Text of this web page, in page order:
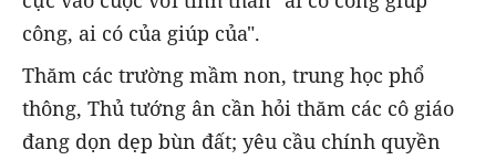
công, ai có của giúp của".
Thăm các trường mầm non, trung học phổ
thông, Thủ tướng ân cần hỏi thăm các cô giáo
đang dọn dẹp bùn đất; yêu cầu chính quyền